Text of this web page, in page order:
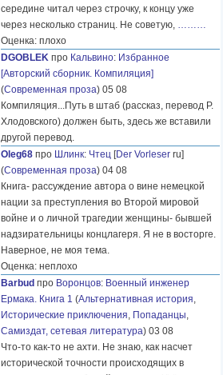
середине читал через строчку, к концу уже
через несколько страниц. Не советую, ………
Оценка: плохо
DGOBLEK про Кальвино: Избранное
[Авторский сборник. Компиляция]
(Современная проза) 05 08
Компиляция...Путь в штаб (рассказ, перевод Р.
Хлодовского) должен быть, здесь же вставили
другой перевод.
Oleg68 про Шлинк: Чтец [Der Vorleser ru]
(Современная проза) 04 08
Книга- рассуждение автора о вине немецкой
нации за преступления во Второй мировой
войне и о личной трагедии женщины- бывшей
надзирательницы концлагеря. Я не в восторге.
Наверное, не моя тема.
Оценка: неплохо
Barbud про Воронцов: Военный инженер
Ермака. Книга 1 (Альтернативная история,
Исторические приключения, Попаданцы,
Самиздат, сетевая литература) 03 08
Что-то как-то не ахти. Не знаю, как насчет
исторической точности происходящих в